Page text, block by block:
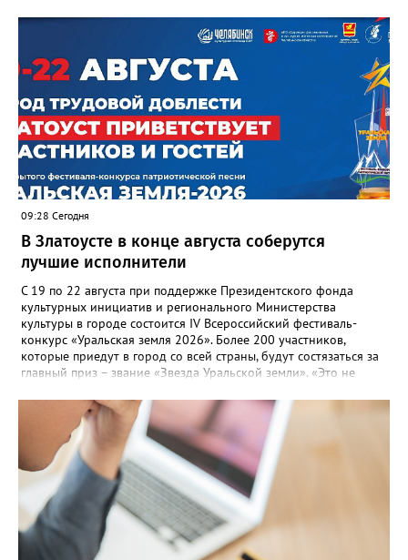
отметили и недочёты. «Например, управляющие компании
несвоевременно приняли меры для предотвращения
“перемерзания” общей домовой тепловой сети
многоквартирного дома, отсутствовало взаимодействие с
ресурсоснабжающей организацией, ЕДДС и иными службами»,
— сообщила начальник Главного управления ГЖИ Ирина
Настенко. В следующий раз, рекомендовали в
Госжилинспекции, службы должны действовать слаженно. И
оперативно делиться информацией со всеми
заинтересованными – от поставщика тепла до конечных
потребителей.
09:28 Сегодня
В Златоусте в конце августа соберутся
лучшие исполнители
С 19 по 22 августа при поддержке Президентского фонда
культурных инициатив и регионального Министерства
культуры в городе состоится IV Всероссийский фестиваль-
конкурс «Уральская земля 2026». Более 200 участников,
которые приедут в город со всей страны, будут состязаться за
главный приз – звание «Звезда Уральской земли». «Это не
прослушивания участников, мастер-классы от ведущих
наставников, выступления победителей прошлых лет и
приглашённых артистов», - сообщает оргкомитет. Вход на все
фестивальные мероприятия будет свободным. В 2025 году в
фестивале участвовали 26 финалистов из городов
Челябинской, Свердловской, Курганской, Оренбургской
областей, Ханты-Мансийского автономного округа и
Республики Башкортостан. Приглашённой звездой стал
идейный вдохновитель, организатор фестиваля, эстрадный
певец, победитель главного патриотического конкурса страны